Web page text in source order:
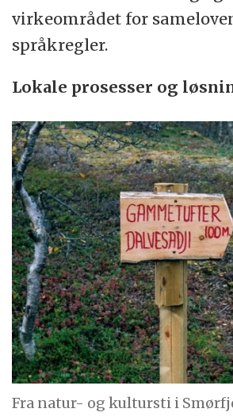
virkeområdet for
språkregler.
Lokale prosesser og
Fra natur- og kultursti i